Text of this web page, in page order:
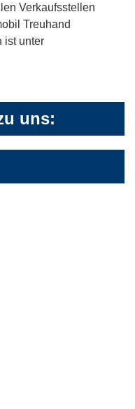
Verkaufsstellen
Treuhand
ist unter
uns: